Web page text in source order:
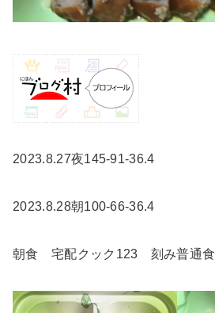
2023.8.27夜145-91-36.4
2023.8.28朝100-66-36.4
朝食 宅配クック123 刻み普通食